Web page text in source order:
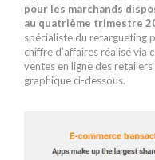
pour les marchands
au quatrième trimestre
spécialiste du retargueting
chiffre d’affaires réalisé via
ventes en ligne des
graphique ci-dessous.